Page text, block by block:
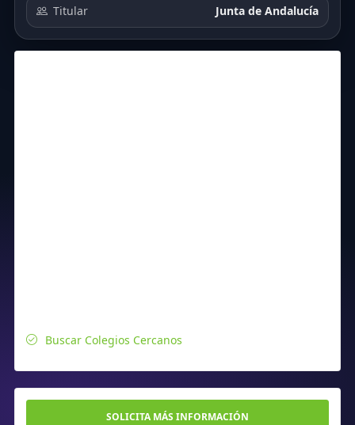
Titular Junta de Andalucía
Buscar Colegios Cercanos
SOLICITA MÁS INFORMACIÓN